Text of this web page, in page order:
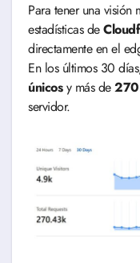
Para tener una visión
estadísticas de
directamente en el
En los últimos 30
únicosy más de
servidor.